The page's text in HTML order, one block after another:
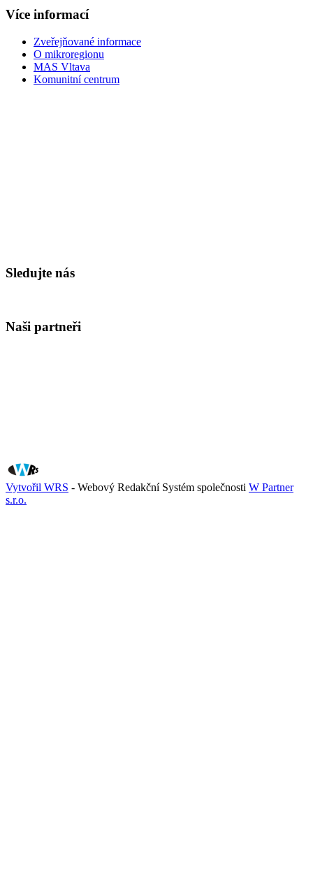
Více informací
Zveřejňované informace
O mikroregionu
MAS Vltava
Komunitní centrum
Sledujte nás
Naši partneři
Vytvořil WRS - Webový Redakční Systém společnosti W Partner
s.r.o.